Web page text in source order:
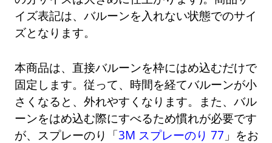
イズ表記は、バルーンを入れない状態でのサイ
ズとなります。
本商品は、直接バルーンを枠にはめ込むだけで
固定します。従って、時間を経てバルーンが小
さくなると、外れやすくなります。また、バル
ーンをはめ込む際にすべるため慣れが必要です
が、スプレーのり「3M スプレーのり 77 」をお